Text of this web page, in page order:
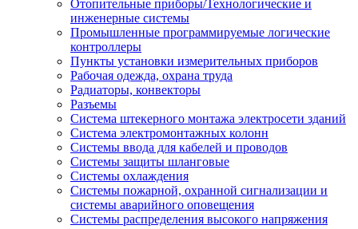
Отопительные приборы/Технологические и
инженерные системы
Промышленные программируемые логические
контроллеры
Пункты установки измерительных приборов
Рабочая одежда, охрана труда
Радиаторы, конвекторы
Разъемы
Система штекерного монтажа электросети зданий
Система электромонтажных колонн
Системы ввода для кабелей и проводов
Системы защиты шланговые
Системы охлаждения
Системы пожарной, охранной сигнализации и
системы аварийного оповещения
Системы распределения высокого напряжения